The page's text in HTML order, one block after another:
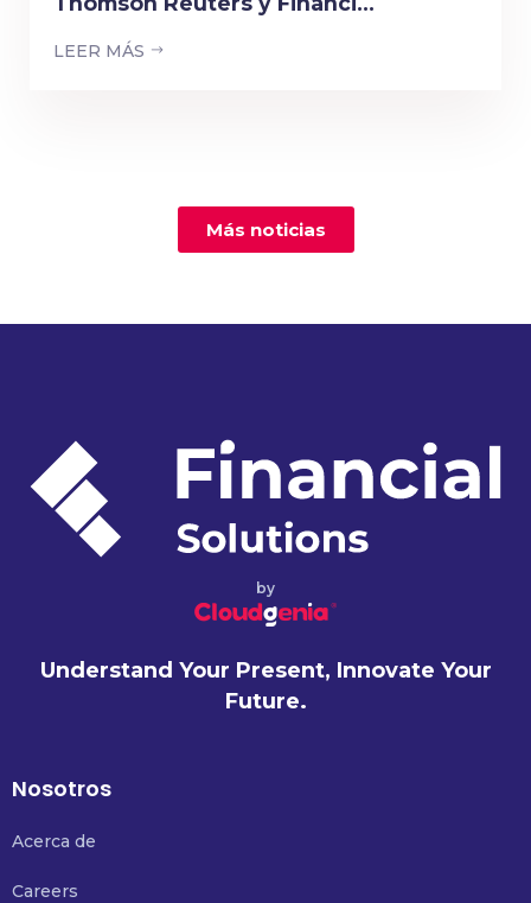
LEER MÁS
Más noticias
by
Understand Your Present, Innovate Your
Future.
Nosotros
Acerca de
Careers